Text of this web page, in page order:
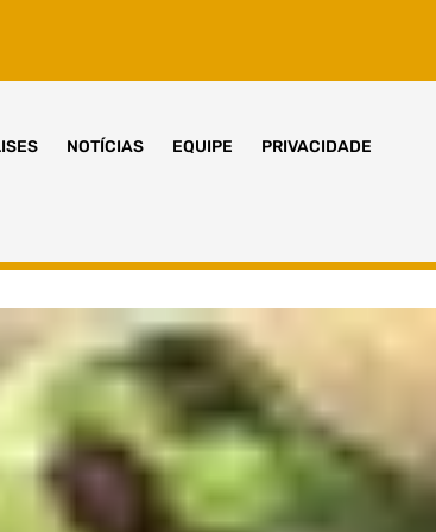
NOTÍCIAS EQUIPE PRIVACIDADE